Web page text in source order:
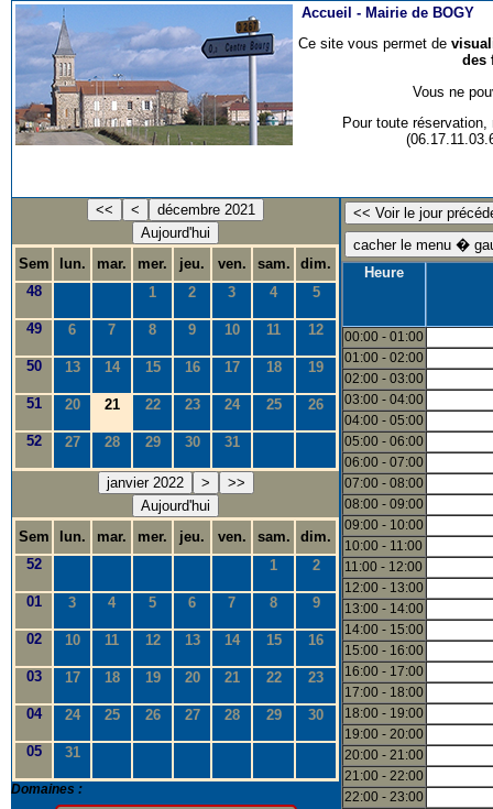
Accueil - Mairie de BOGY
Ce site vous permet de
des
Vous ne
Pour toute
<< <
décembre 2021
Aujourd'hui
Sem
lun. mar. mer. jeu. ven. sam.
dim.
48
1 2 3 4 5
49 6 7 8 9 10 11 12
50 13 14 15 16 17 18 19
51 20 21 22 23 24 25 26
52 27 28 29 30 31
janvier 2022 >
>>
Aujourd'hui
Sem
lun. mar. mer. jeu. ven. sam.
dim.
52
1 2
01 3 4 5 6 7 8 9
02 10 11 12 13 14 15 16
03 17 18 19 20 21 22 23
04 24 25 26 27 28 29 30
05 31
Domaines :
Heure
00:00 - 01:00
01:00 - 02:00
02:00 - 03:00
03:00 - 04:00
04:00 - 05:00
05:00 - 06:00
06:00 - 07:00
07:00 - 08:00
08:00 - 09:00
09:00 - 10:00
10:00 - 11:00
11:00 - 12:00
12:00 - 13:00
13:00 - 14:00
14:00 - 15:00
15:00 - 16:00
16:00 - 17:00
17:00 - 18:00
18:00 - 19:00
19:00 - 20:00
20:00 - 21:00
21:00 - 22:00
22:00 - 23:00